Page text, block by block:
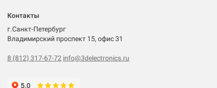
Контакты
г.Санкт-Петербург
Владимирский проспект 15, офис 31
8 (812) 317-67-72 info@3delectronics.ru